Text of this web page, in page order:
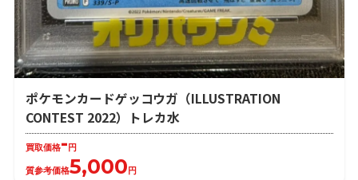
ポケモンカードゲッコウガ（ILLUSTRATION
CONTEST 2022）トレカ水
買取価格- 円
質参考価格5,000 円